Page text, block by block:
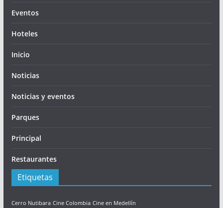
Eventos
Hoteles
Inicio
Noticias
Noticias y eventos
Parques
Principal
Restaurantes
Etiquetas
Cerro Nutibara Cine Colombia Cine en Medellín